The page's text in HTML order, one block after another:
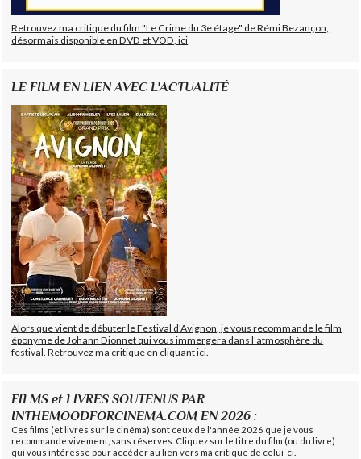
Retrouvez ma critique du film "Le Crime du 3e étage" de Rémi Bezançon,
désormais disponible en DVD et VOD, ici
LE FILM EN LIEN AVEC L'ACTUALITÉ
Alors que vient de débuter le Festival d'Avignon, je vous recommande le film
éponyme de Johann Dionnet qui vous immergera dans l'atmosphère du
festival. Retrouvez ma critique en cliquant ici.
FILMS et LIVRES SOUTENUS PAR
INTHEMOODFORCINEMA.COM EN 2026 :
Ces films (et livres sur le cinéma) sont ceux de l'année 2026 que je vous
recommande vivement, sans réserves. Cliquez sur le titre du film (ou du livre)
qui vous intéresse pour accéder au lien vers ma critique de celui-ci.